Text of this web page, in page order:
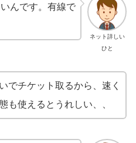
ネット詳しい
ひと
んです。有線で
でチケット取るから、速く
も使えるとうれしい、、